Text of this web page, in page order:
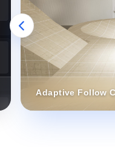
Adaptive Follow